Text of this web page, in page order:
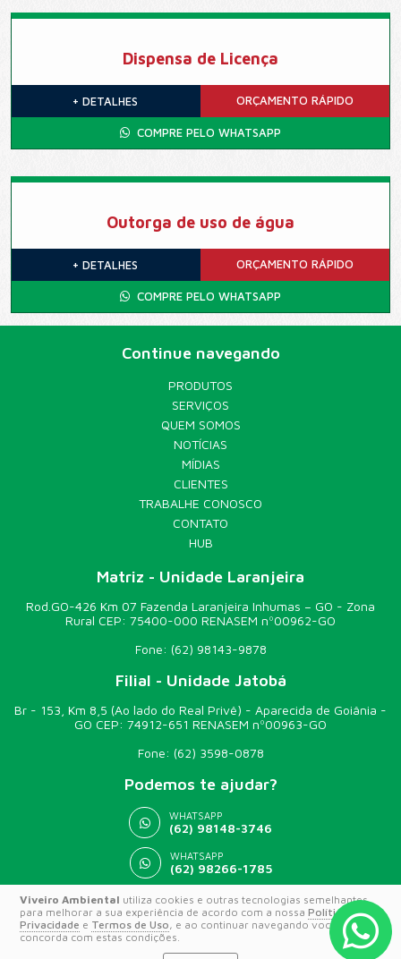
Viveiro Ambiental utiliza cookies e outras tecnologias semelhantes
para melhorar a sua experiência de acordo com a nossa Política de
Privacidade e Termos de Uso, e ao continuar navegando você
concorda com estas condições.
Dispensa de Licença
+ DETALHES ORÇAMENTO RÁPIDO
COMPRE PELO WHATSAPP
Outorga de uso de água
+ DETALHES ORÇAMENTO RÁPIDO
COMPRE PELO WHATSAPP
Continue navegando
PRODUTOS
SERVIÇOS
QUEM SOMOS
NOTÍCIAS
MÍDIAS
CLIENTES
TRABALHE CONOSCO
CONTATO
HUB
Matriz - Unidade Laranjeira
Rod.GO-426 Km 07 Fazenda Laranjeira Inhumas – GO - Zona
Rural CEP: 75400-000 RENASEM nº00962-GO
Fone: (62) 98143-9878
Filial - Unidade Jatobá
Br - 153, Km 8,5 (Ao lado do Real Privê) - Aparecida de Goiânia -
GO CEP: 74912-651 RENASEM nº00963-GO
Fone: (62) 3598-0878
Podemos te ajudar?
WHATSAPP
(62) 98148-3746
WHATSAPP
(62) 98266-1785
© 2026 VIVEIRO AMBIENTAL